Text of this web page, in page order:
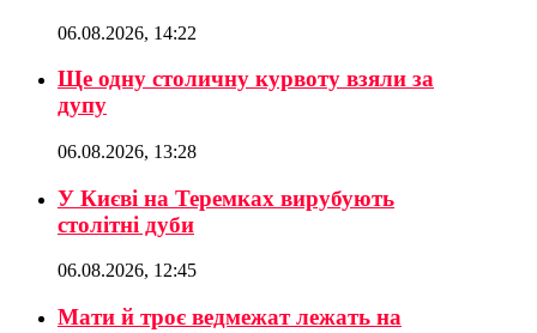
06.08.2026, 14:22
Ще одну столичну курвоту взяли за
дупу
06.08.2026, 13:28
У Києві на Теремках вирубують
столітні дуби
06.08.2026, 12:45
Мати й троє ведмежат лежать на